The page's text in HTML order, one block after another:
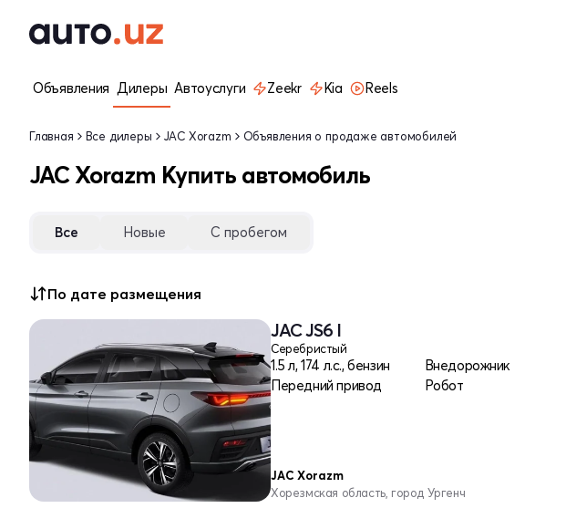
Объявления Дилеры Автоуслуги Zeekr Kia Reels
Главная Все дилеры JAC Xorazm Объявления о продаже автомобилей
JAC Xorazm Купить автомобиль
Все Новые С пробегом
По дате размещения
JAC JS6 I
Серебристый
1.5 л, 174 л.с., бензин
Внедорожник
Передний привод
Робот
JAC Xorazm
Хорезмская область, город Ургенч